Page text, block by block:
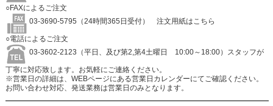
○FAXによるご注文
03-3690-5795（24時間365日受付）
注文用紙はこちら
○電話によるご注文
03-3602-2123（平日、及び第2,第4土曜日 10:00～18:00）スタッフが
丁寧に対応致します。お気軽にご連絡ください。
※営業日の詳細は、WEBページにある営業日カレンダーにてご確認ください。
お問い合わせ対応、発送業務は営業日のみとなります。